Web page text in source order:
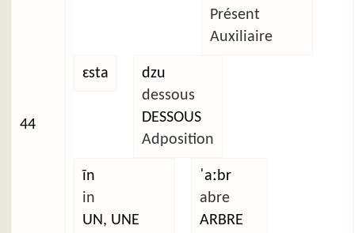
44
Présent
Auxiliaire
ɛsta
dzu
dessous
DESSOUS
Adposition
ĩn
in
UN, UNE
ˈaːbr
abre
ARBRE